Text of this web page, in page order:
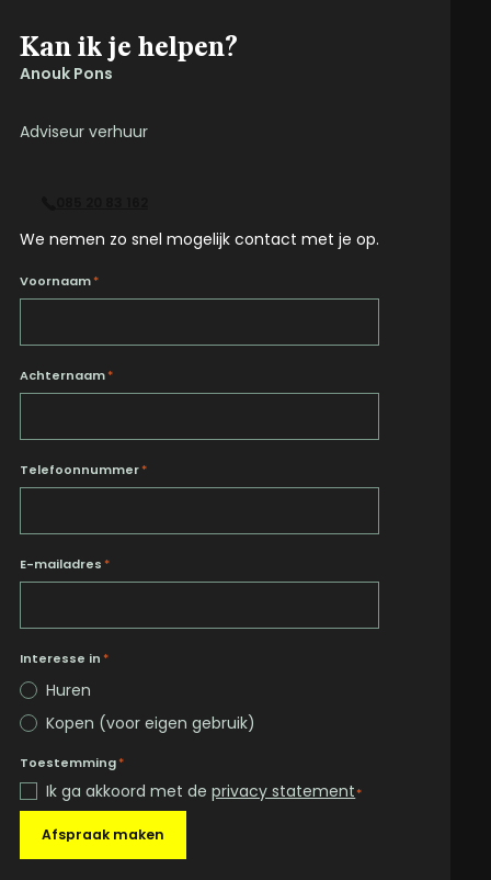
Kan ik je helpen?
Anouk Pons
Adviseur verhuur
We nemen zo snel mogelijk contact met je op.
Voornaam*
Achternaam*
Telefoonnummer*
E-mailadres *
Interesse in *
Huren
Kopen (voor eigen gebruik)
Toestemming*
Ik ga akkoord met deprivacy statement*
Afspraak maken